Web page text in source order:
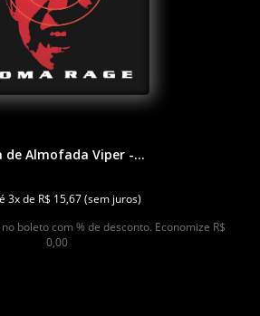
de Almofada Viper -...
3x de R$ 15,67 (sem juros)
boleto com % de desconto. Economize R$
0,00